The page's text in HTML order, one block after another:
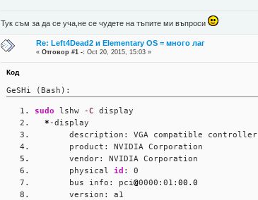
Тук съм за да се уча,не се чудете на тъпите ми въпроси
Re: Left4Dead2 и Elementary OS = много лаг
«Отговор #1 -: Oct 20, 2015, 15:03 »
Код
GeSHi (Bash):
sudo lshw -C
display
* -display
description: VGA compatible controller
product: NVIDIA Corporation
vendor: NVIDIA Corporation
physical id : 0
bus info: pci@0000:01:00.0
version: a1